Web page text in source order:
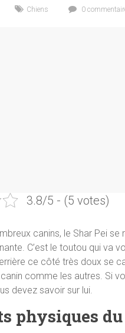
Chiens 0
3.8/5 - (5 votes)
canins, le Shar Pei
C’est le toutou qui va
ce côté très doux se
canin comme les autres. Si
devez savoir sur lui.
physiques